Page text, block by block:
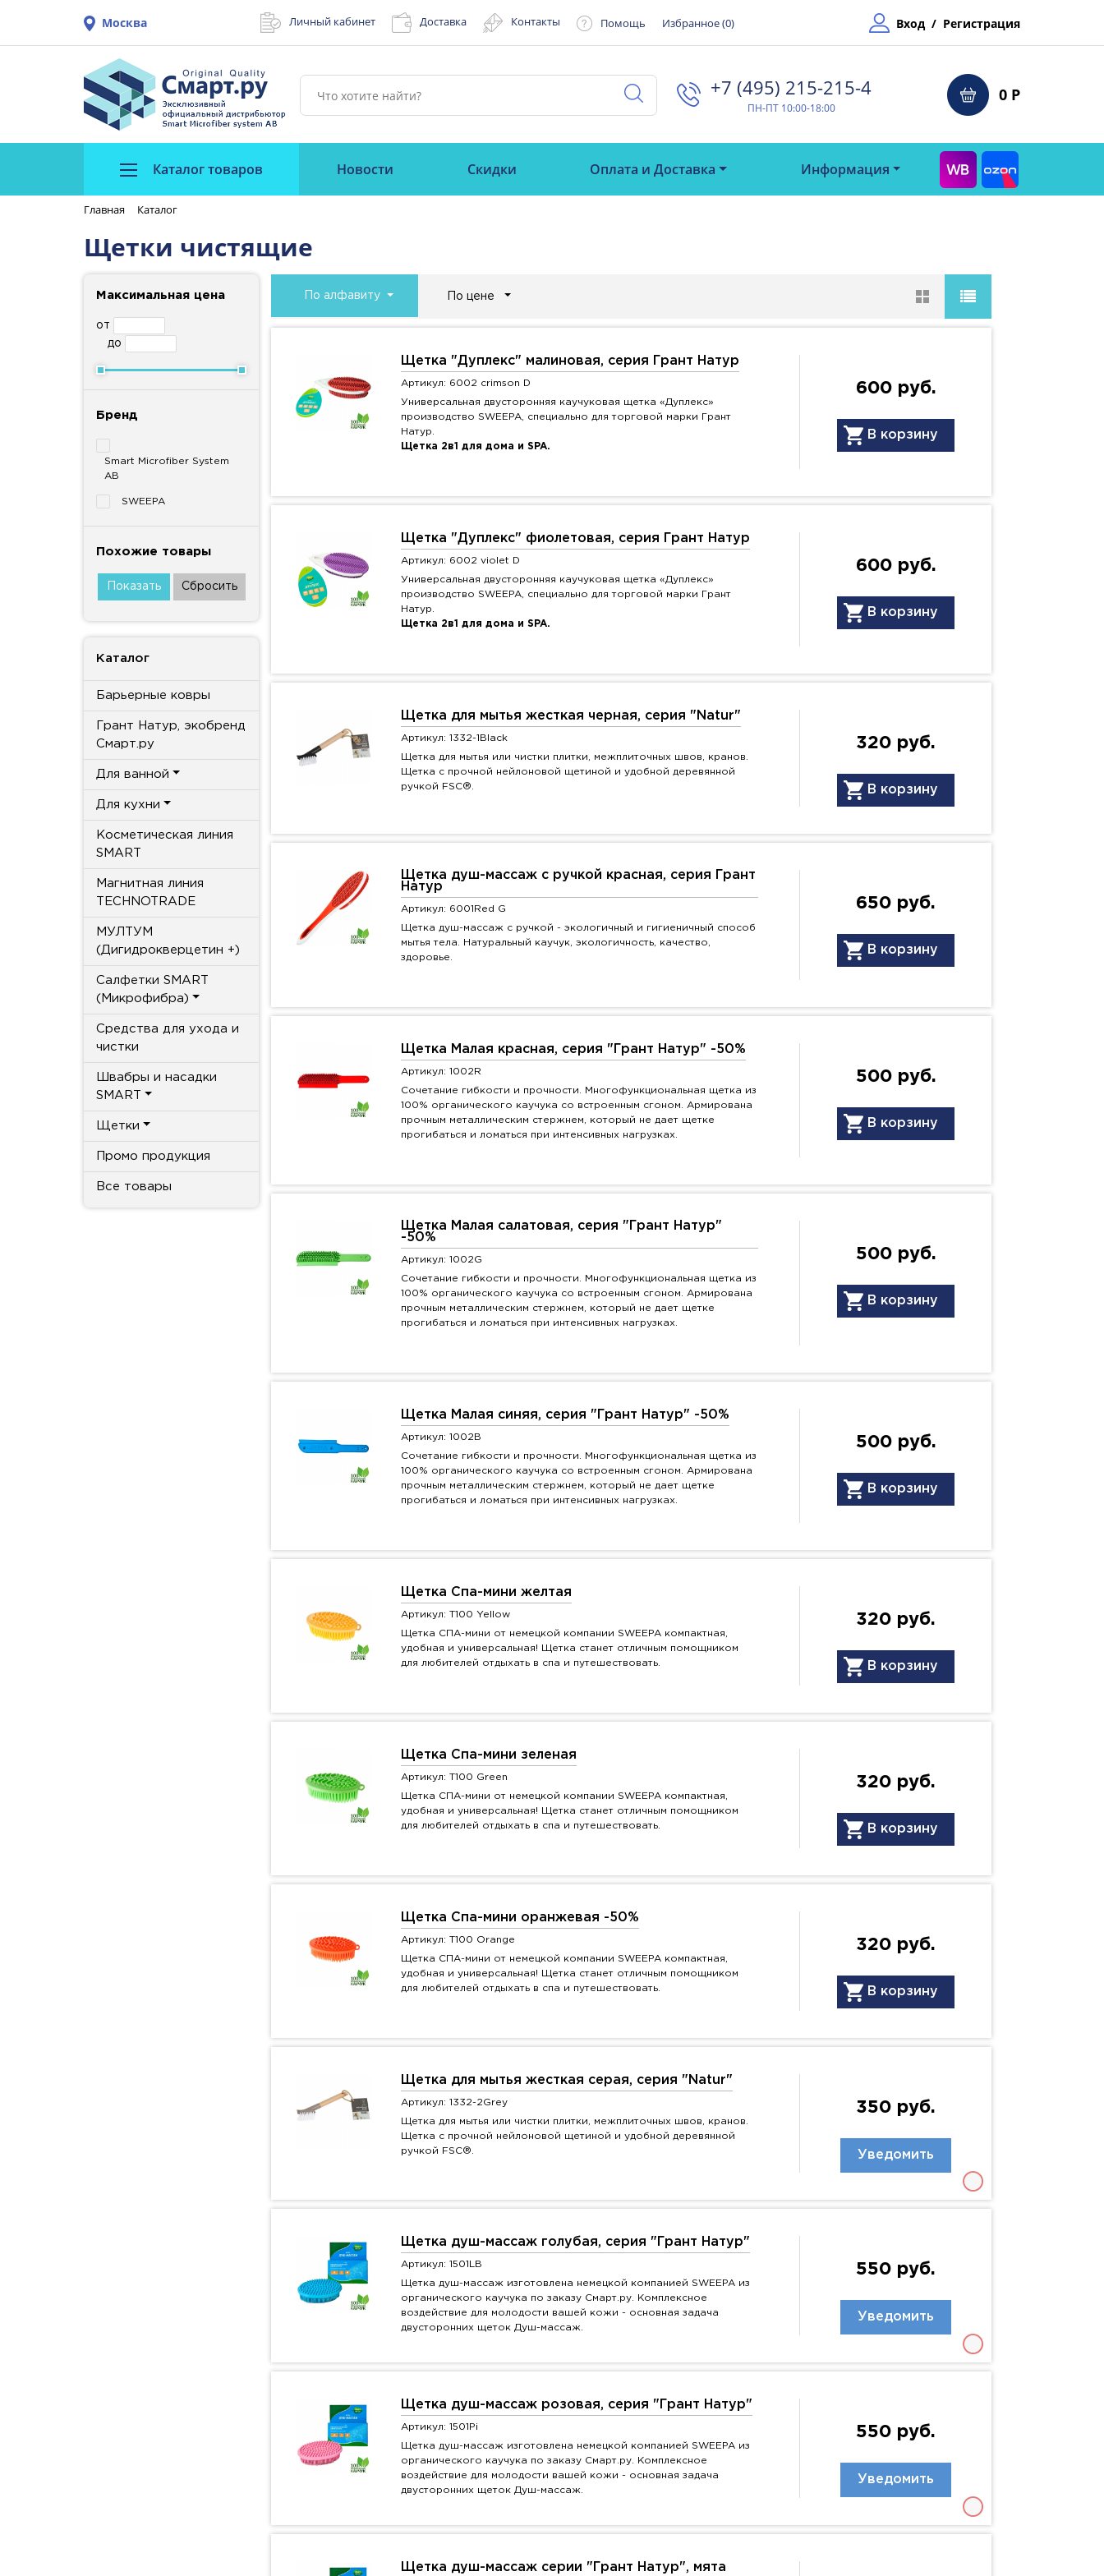
Москва Личный кабинет Доставка Контакты Помощь Избранное (0) Вход / Регистрация
+7 (495) 215-215-4⁠
ПН-ПТ 10:00-18:00
0 Р
Каталог товаров Новости Скидки Оплата и Доставка Информация
Главная Каталог
Щетки чистящие
Максимальная цена
от
до
Бренд
Smart Microfiber System
AB
SWEEPA
Похожие товары
Каталог
Барьерные ковры
Грант Натур, экобренд
Смарт.ру
Для ванной
Для кухни
Косметическая линия
SMART
Магнитная линия
TECHNOTRADE
МУЛТУМ
(Дигидрокверцетин +)
Салфетки SMART
(Микрофибра)
Средства для ухода и
чистки
Швабры и насадки
SMART
Щетки
Промо продукция
Все товары
По алфавиту По цене
Щетка "Дуплекс" малиновая, серия Грант Натур
Артикул: 6002 crimson D
Универсальная двусторонняя каучуковая щетка «Дуплекс»
производство SWEEPA, специально для торговой марки Грант
Натур.
Щетка 2в1 для дома и SPA.
600 руб.
В корзину
Щетка "Дуплекс" фиолетовая, серия Грант Натур
Артикул: 6002 violet D
Универсальная двусторонняя каучуковая щетка «Дуплекс»
производство SWEEPA, специально для торговой марки Грант
Натур.
Щетка 2в1 для дома и SPA.
600 руб.
В корзину
Щетка для мытья жесткая черная, серия "Natur"
Артикул: 1332-1Black
Щетка для мытья или чистки плитки, межплиточных швов, кранов.
Щетка с прочной нейлоновой щетиной и удобной деревянной
ручкой FSC®.
320 руб.
В корзину
Щетка душ-массаж с ручкой красная, серия Грант
Натур
Артикул: 6001Red G
Щетка душ-массаж с ручкой - экологичный и гигиеничный способ
мытья тела. Натуральный каучук, экологичность, качество,
здоровье.
650 руб.
В корзину
Щетка Малая красная, серия "Грант Натур" -50%
Артикул: 1002R
Сочетание гибкости и прочности. Многофункциональная щетка из
100% органического каучука со встроенным сгоном. Армирована
прочным металлическим стержнем, который не дает щетке
прогибаться и ломаться при интенсивных нагрузках.
500 руб.
В корзину
Щетка Малая салатовая, серия "Грант Натур"
-50%
Артикул: 1002G
Сочетание гибкости и прочности. Многофункциональная щетка из
100% органического каучука со встроенным сгоном. Армирована
прочным металлическим стержнем, который не дает щетке
прогибаться и ломаться при интенсивных нагрузках.
500 руб.
В корзину
Щетка Малая синяя, серия "Грант Натур" -50%
Артикул: 1002B
Сочетание гибкости и прочности. Многофункциональная щетка из
100% органического каучука со встроенным сгоном. Армирована
прочным металлическим стержнем, который не дает щетке
прогибаться и ломаться при интенсивных нагрузках.
500 руб.
В корзину
Щетка Спа-мини желтая
Артикул: T100 Yellow
Щетка СПА-мини от немецкой компании SWEEPA компактная,
удобная и универсальная! Щетка станет отличным помощником
для любителей отдыхать в спа и путешествовать.
320 руб.
В корзину
Щетка Спа-мини зеленая
Артикул: T100 Green
Щетка СПА-мини от немецкой компании SWEEPA компактная,
удобная и универсальная! Щетка станет отличным помощником
для любителей отдыхать в спа и путешествовать.
320 руб.
В корзину
Щетка Спа-мини оранжевая -50%
Артикул: T100 Orange
Щетка СПА-мини от немецкой компании SWEEPA компактная,
удобная и универсальная! Щетка станет отличным помощником
для любителей отдыхать в спа и путешествовать.
320 руб.
В корзину
Щетка для мытья жесткая серая, серия "Natur"
Артикул: 1332-2Grey
Щетка для мытья или чистки плитки, межплиточных швов, кранов.
Щетка с прочной нейлоновой щетиной и удобной деревянной
ручкой FSC®.
350 руб.
Уведомить
Щетка душ-массаж голубая, серия "Грант Натур"
Артикул: 1501LB
Щетка душ-массаж изготовлена немецкой компанией SWEEPA из
органического каучука по заказу Смарт.ру. Комплексное
воздействие для молодости вашей кожи - основная задача
двусторонних щеток Душ-массаж.
550 руб.
Уведомить
Щетка душ-массаж розовая, серия "Грант Натур"
Артикул: 1501Pi
Щетка душ-массаж изготовлена немецкой компанией SWEEPA из
органического каучука по заказу Смарт.ру. Комплексное
воздействие для молодости вашей кожи - основная задача
двусторонних щеток Душ-массаж.
550 руб.
Уведомить
Щетка душ-массаж серии "Грант Натур", мята